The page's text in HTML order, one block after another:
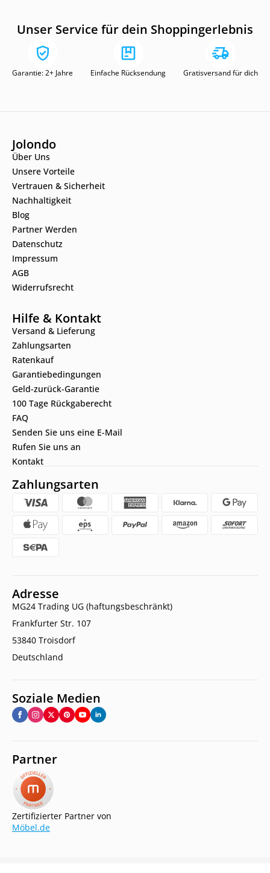
Unser Service für dein Shoppingerlebnis
Garantie: 2+ Jahre Einfache Rücksendung Gratisversand für dich
Jolondo
Über Uns
Unsere Vorteile
Vertrauen & Sicherheit
Nachhaltigkeit
Blog
Partner Werden
Datenschutz
Impressum
AGB
Widerrufsrecht
Hilfe & Kontakt
Versand & Lieferung
Zahlungsarten
Ratenkauf
Garantiebedingungen
Geld-zurück-Garantie
100 Tage Rückgaberecht
FAQ
Senden Sie uns eine E-Mail
Rufen Sie uns an
Kontakt
Zahlungsarten
Adresse
MG24 Trading UG (haftungsbeschränkt)
Frankfurter Str. 107
53840 Troisdorf
Deutschland
Soziale Medien
Partner
Zertifizierter Partner von
Möbel.de